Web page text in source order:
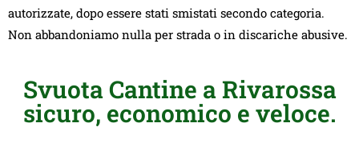
autorizzate, dopo essere stati smistati secondo categoria.
Non abbandoniamo nulla per strada o in discariche abusive.
Svuota Cantine a Rivarossa
sicuro, economico e veloce.